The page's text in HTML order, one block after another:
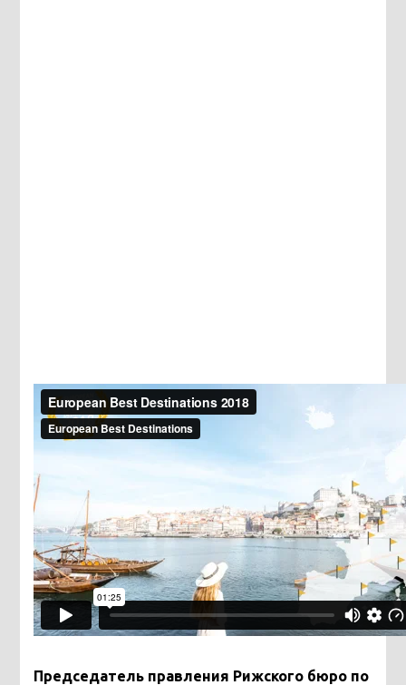
Председатель правления Рижского бюро по